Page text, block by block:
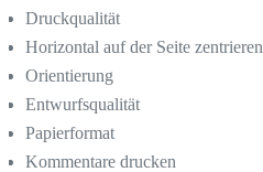
Druckqualität
Horizontal auf der Seite zentrieren
Orientierung
Entwurfsqualität
Papierformat
Kommentare drucken